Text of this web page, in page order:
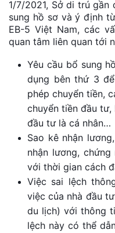
1/7/2021, Sở di trú
sung hồ sơ và ý định
EB-5 Việt Nam, các
quan tâm liên quan tới
Yêu cầu bổ sung
dụng bên thứ 3
phép chuyển tiền,
chuyển tiền đầu
đầu tư là cá nhân…
Sao kê nhận
nhận lương,
với thời gian cách
Việc sai lệch
việc của nhà đầu
du lịch) với thông
lệch này có thể